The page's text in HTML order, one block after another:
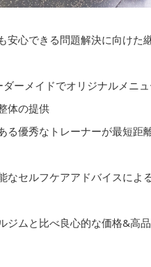
安心できる問題解決に向けた
ーメイドでオリジナルメニ
体の提供
る優秀なトレーナーが最短距
なセルフケアアドバイスによ
ジムと比べ良心的な価格&高